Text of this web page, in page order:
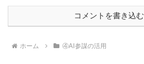
コメントを書き込む
ホーム ④AI参謀の活用